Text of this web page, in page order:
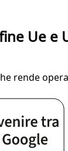
Ue e
rende